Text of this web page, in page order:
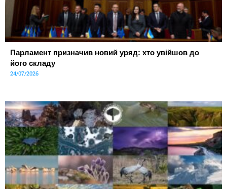
Парламент призначив новий уряд: хто увійшов до
його складу
24/07/2026